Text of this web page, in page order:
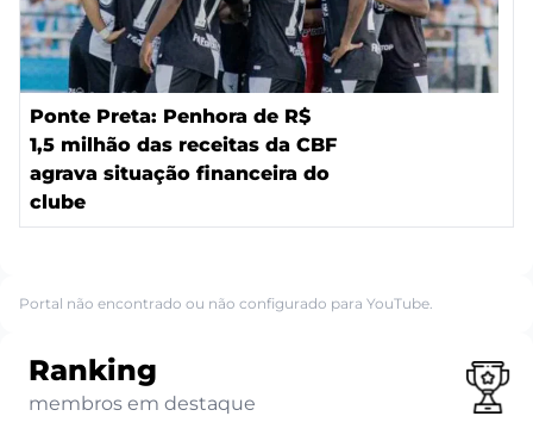
Ponte Preta: Penhora de R$
1,5 milhão das receitas da CBF
agrava situação financeira do
clube
Portal não encontrado ou não configurado para YouTube.
Ranking
membros em destaque